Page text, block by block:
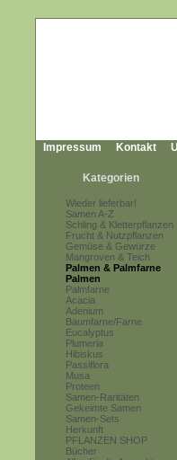
Impressum Kontakt
Kategorien
Wieder lieferbar!
Samen A-Z
Schling & Kletterpflanzen
Frucht & Nutzpflanzen
Gemüse & Gewürze
Mangroven & Teich
Palmen & Palmfarne
Palmen
Palmfarne
Acacia
Adenium
Baumfarne/Farne
Eucalyptus
Plumeria
Hibiskus
Passiflora
Musa
Proteen
Samen-Raritäten
Gekeimte Samen
Samen-Sets
Herkunft
PFLANZEN SHOP
Bücher